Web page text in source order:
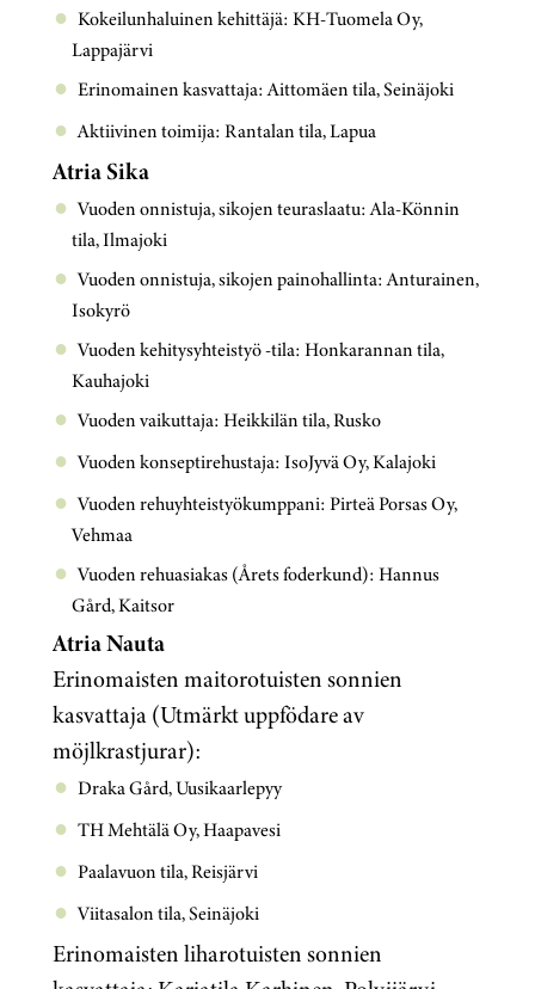
Kokeilunhaluinen kehittäjä: KH-Tuomela Oy,
Lappajärvi
Erinomainen kasvattaja: Aittomäen tila, Seinäjoki
Aktiivinen toimija: Rantalan tila, Lapua
Atria Sika
Vuoden onnistuja, sikojen teuraslaatu: Ala-Könnin
tila, Ilmajoki
Vuoden onnistuja, sikojen painohallinta: Anturainen,
Isokyrö
Vuoden kehitysyhteistyö -tila: Honkarannan tila,
Kauhajoki
Vuoden vaikuttaja: Heikkilän tila, Rusko
Vuoden konseptirehustaja: IsoJyvä Oy, Kalajoki
Vuoden rehuyhteistyökumppani: Pirteä Porsas Oy,
Vehmaa
Vuoden rehuasiakas (Årets foderkund): Hannus
Gård, Kaitsor
Atria Nauta
Erinomaisten maitorotuisten sonnien
kasvattaja (Utmärkt uppfödare av
möjlkrastjurar):
Draka Gård, Uusikaarlepyy
TH Mehtälä Oy, Haapavesi
Paalavuon tila, Reisjärvi
Viitasalon tila, Seinäjoki
Erinomaisten liharotuisten sonnien